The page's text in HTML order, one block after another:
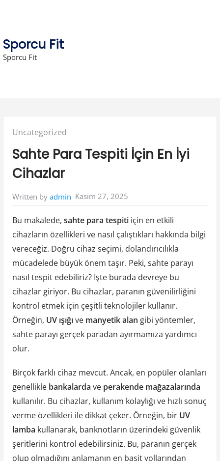
Sporcu Fit
Sporcu Fit
Posted
Uncategorized
Sahte Para Tespiti İçin En İyi
Cihazlar
Written by admin Kasım 27, 2025
Bu makalede, sahte para tespitiiçin en etkili
cihazların özellikleri ve nasıl çalıştıkları hakkında bilgi
vereceğiz. Doğru cihaz seçimi, dolandırıcılıkla
mücadelede büyük önem taşır. Peki, sahte parayı
nasıl tespit edebiliriz? İşte burada devreye bu
cihazlar giriyor. Bu cihazlar, paranın güvenilirliğini
kontrol etmek için çeşitli teknolojiler kullanır.
Örneğin, UV ışığıve manyetik alan gibi yöntemler,
sahte parayı gerçek paradan ayırmamıza yardımcı
olur.
Birçok farklı cihaz mevcut. Ancak, en popüler olanları
genellikle bankalarda ve perakende mağazalarında
kullanılır. Bu cihazlar, kullanım kolaylığı ve hızlı sonuç
verme özellikleri ile dikkat çeker. Örneğin, bir UV
lamba kullanarak, banknotların üzerindeki güvenlik
şeritlerini kontrol edebilirsiniz. Bu, paranın gerçek
olup olmadığını anlamanın en basit yollarından